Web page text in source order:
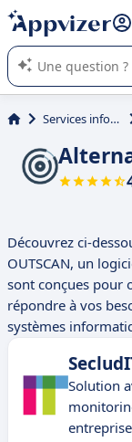
répondre (plusieurs
L'IA de Appvizer
logiciel SaaS en
Services informatiques
Découvrez ci-
OUTSCAN, un
sont conçues pour
répondre à vos
systèmes
Solution